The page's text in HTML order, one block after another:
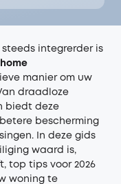
integrerder is
manier om uw
draadloze
biedt deze
bescherming
In deze gids
waard is,
top tips voor 2026
woning te